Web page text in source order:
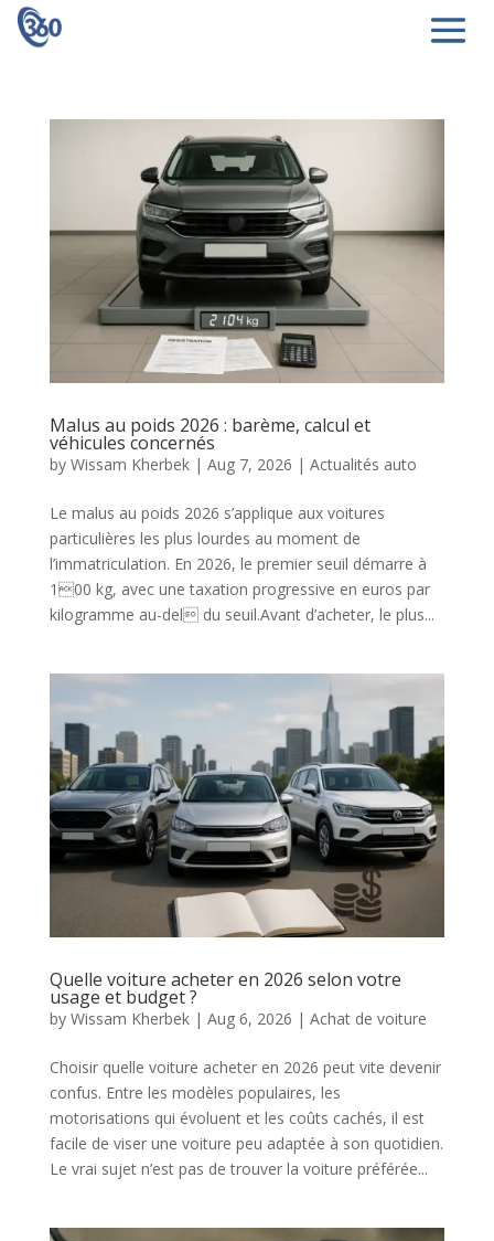
Malus au poids 2026 : barème, calcul et
véhicules concernés
by Wissam Kherbek| Aug 7, 2026 | Actualités auto
Le malus au poids 2026 s’applique aux voitures
particulières les plus lourdes au moment de
l’immatriculation. En 2026, le premier seuil démarre à
100 kg, avec une taxation progressive en euros par
kilogramme au-del du seuil.Avant d’acheter, le plus...
Quelle voiture acheter en 2026 selon votre
usage et budget ?
by Wissam Kherbek| Aug 6, 2026 | Achat de voiture
Choisir quelle voiture acheter en 2026 peut vite devenir
confus. Entre les modèles populaires, les
motorisations qui évoluent et les coûts cachés, il est
facile de viser une voiture peu adaptée à son quotidien.
Le vrai sujet n’est pas de trouver la voiture préférée...